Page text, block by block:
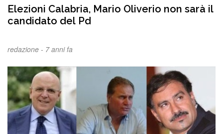
Elezioni Calabria, Mario Oliverio non sarà il
candidato del Pd
redazione - 7 anni fa